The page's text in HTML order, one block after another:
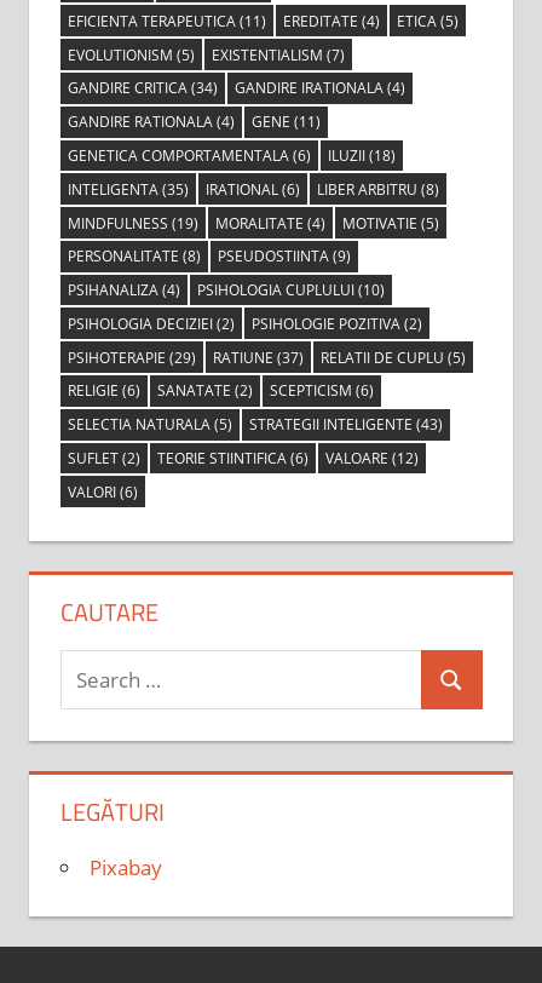
EFICIENTA TERAPEUTICA(11) EREDITATE (4) ETICA(5)
EVOLUTIONISM (5) EXISTENTIALISM (7)
GANDIRE CRITICA(34) GANDIRE IRATIONALA(4)
GANDIRE RATIONALA(4) GENE (11)
GENETICA COMPORTAMENTALA(6) ILUZII(18)
INTELIGENTA(35) IRATIONAL(6) LIBER ARBITRU (8)
MINDFULNESS (19) MORALITATE (4) MOTIVATIE (5)
PERSONALITATE (8) PSEUDOSTIINTA(9)
PSIHANALIZA(4) PSIHOLOGIA CUPLULUI(10)
PSIHOLOGIA DECIZIEI(2) PSIHOLOGIE POZITIVA(2)
PSIHOTERAPIE (29) RATIUNE (37) RELATII DE CUPLU (5)
RELIGIE (6) SANATATE (2) SCEPTICISM (6)
SELECTIA NATURALA(5) STRATEGII INTELIGENTE (43)
SUFLET(2) TEORIE STIINTIFICA(6) VALOARE (12)
VALORI(6)
CAUTARE
Search
for:
Search
LEGĂTURI
Pixabay